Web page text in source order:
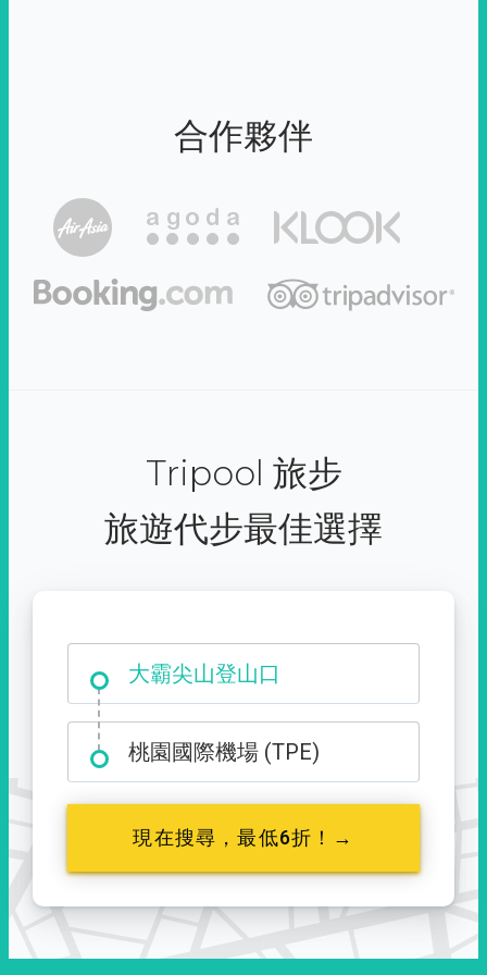
合作夥伴
Tripool 旅步
旅遊代步最佳選擇
台中市西屯區福星路 427 號
大霸尖山登山口
桃園國際機場 (TPE)
現在搜尋，最低6折！→